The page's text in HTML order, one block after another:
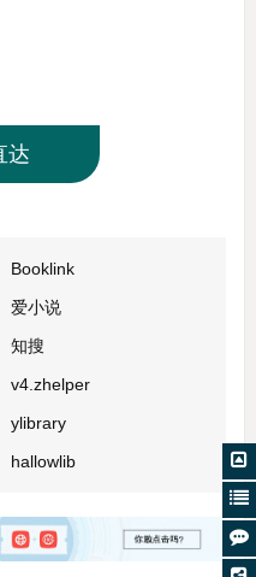
达
Booklink
爱小说
知搜
v4.zhelper
ylibrary
hallowlib